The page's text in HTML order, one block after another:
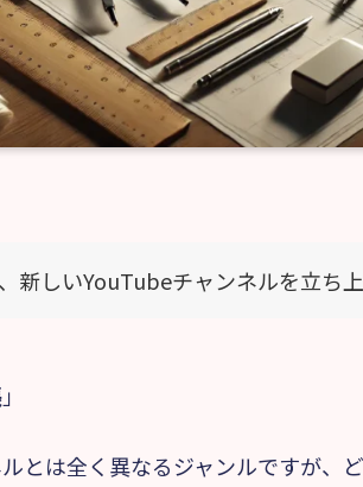
新しいYouTubeチャンネルを立ち
」
とは全く異なるジャンルですが、